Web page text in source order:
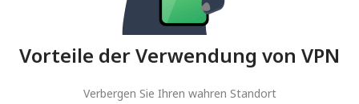
Vorteile der Verwendung von VPN
Verbergen Sie Ihren wahren Standort